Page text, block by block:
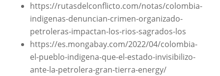
https://rutasdelconflicto.com/notas/colombia-
indigenas-denuncian-crimen-organizado-
petroleras-impactan-los-rios-sagrados-los
https://es.mongabay.com/2022/04/colombia-
el-pueblo-indigena-que-el-estado-invisibilizo-
ante-la-petrolera-gran-tierra-energy/